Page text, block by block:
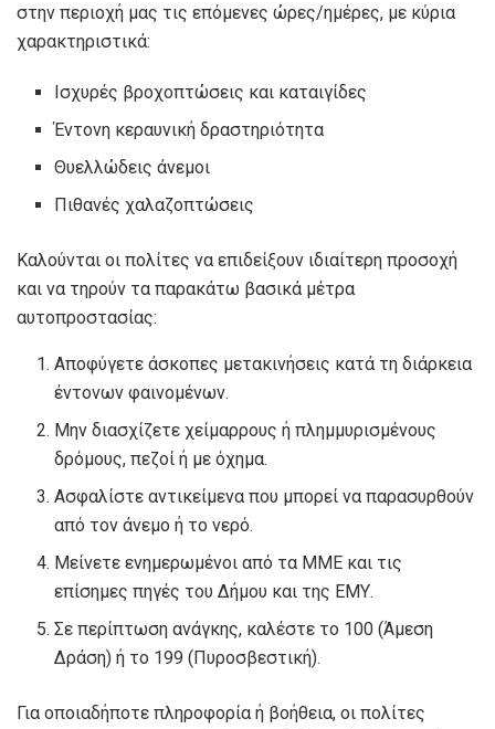
στην περιοχή μας τις επόμενες ώρες/ημέρες, με κύρια
χαρακτηριστικά:
Ισχυρές βροχοπτώσεις και καταιγίδες
Έντονη κεραυνική δραστηριότητα
Θυελλώδεις άνεμοι
Πιθανές χαλαζοπτώσεις
Καλούνται οι πολίτες να επιδείξουν ιδιαίτερη προσοχή
και να τηρούν τα παρακάτω βασικά μέτρα
αυτοπροστασίας:
Αποφύγετε άσκοπες μετακινήσεις κατά τη διάρκεια
έντονων φαινομένων.
Μην διασχίζετε χείμαρρους ή πλημμυρισμένους
δρόμους, πεζοί ή με όχημα.
Ασφαλίστε αντικείμενα που μπορεί να παρασυρθούν
από τον άνεμο ή το νερό.
Μείνετε ενημερωμένοι από τα ΜΜΕ και τις
επίσημες πηγές του Δήμου και της ΕΜΥ.
Σε περίπτωση ανάγκης, καλέστε το 100 (Άμεση
Δράση) ή το 199 (Πυροσβεστική).
Για οποιαδήποτε πληροφορία ή βοήθεια, οι πολίτες